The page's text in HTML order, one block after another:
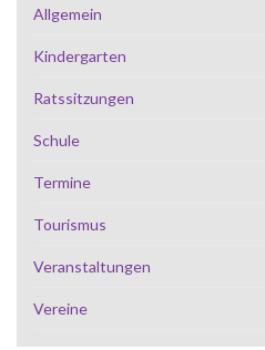
Allgemein
Kindergarten
Ratssitzungen
Schule
Termine
Tourismus
Veranstaltungen
Vereine